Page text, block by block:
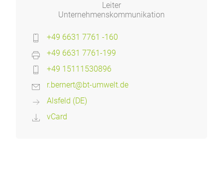
Leiter
Unternehmenskommunikation
+49 6631 7761 -160
+49 6631 7761-199
+49 15111530896
r.bernert@bt-umwelt.de
Alsfeld (DE)
vCard